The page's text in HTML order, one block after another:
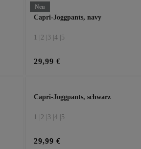
Neu
Capri-Joggpants, navy
1 | 2 | 3 |4 | 5
29,99 €
Capri-Joggpants, schwarz
1 | 2 | 3 |4 | 5
29,99 €